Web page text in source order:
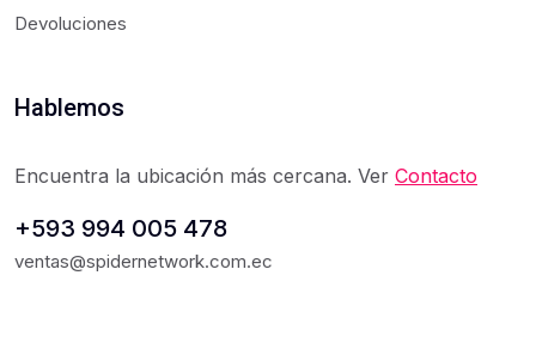
Devoluciones
Hablemos
Encuentra la ubicación más cercana. Ver Contacto
+593 994 005 478
ventas@spidernetwork.com.ec